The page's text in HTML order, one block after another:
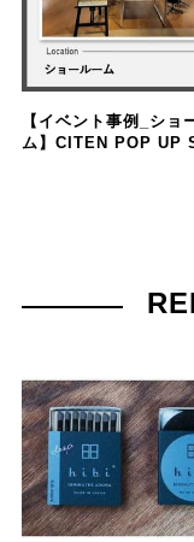
【イベント事例_ショ
ム】CITEN POP UP